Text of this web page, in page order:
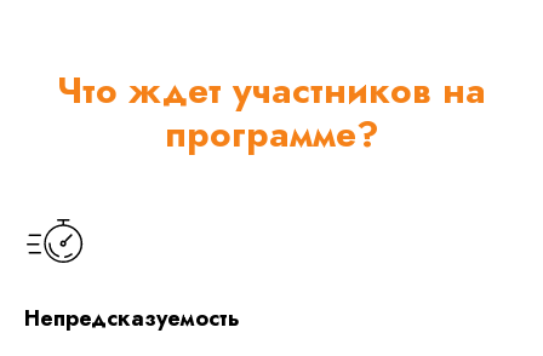
Что ждет участников на
программе?
Непредсказуемость